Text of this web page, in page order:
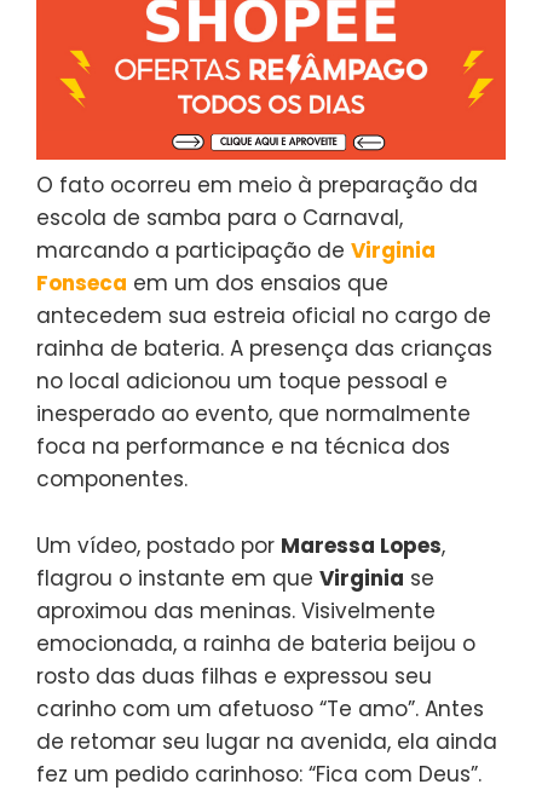
O fato ocorreu em meio à preparação da
escola de samba para o Carnaval,
marcando a participação de Virginia
Fonseca em um dos ensaios que
antecedem sua estreia oficial no cargo de
rainha de bateria. A presença das crianças
no local adicionou um toque pessoal e
inesperado ao evento, que normalmente
foca na performance e na técnica dos
componentes.
Um vídeo, postado por Maressa Lopes,
flagrou o instante em que Virginia se
aproximou das meninas. Visivelmente
emocionada, a rainha de bateria beijou o
rosto das duas filhas e expressou seu
carinho com um afetuoso “Te amo”. Antes
de retomar seu lugar na avenida, ela ainda
fez um pedido carinhoso: “Fica com Deus”.